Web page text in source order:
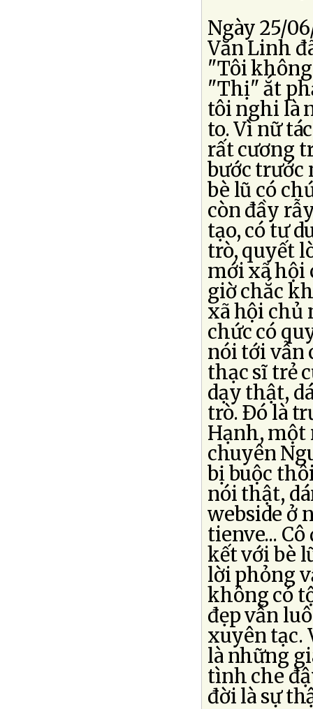
Ngày 25/
Văn Linh
"Tôi
"Thị" ắt
tôi nghi là
to. Vì nữ
rất cương
bước trước
bè lũ có
còn đầy
tạo, có tư
trò, quyết
mới xã hội
giờ chắc
xã hội chủ
chức có
nói tới vẫn
thạc sĩ trẻ
dạy thật,
trò. Ðó là
Hạnh, một
chuyên
bị buộc
nói thật,
webside ở
tienve...
kết với bè
lời phỏng
không có
đẹp vẫn
xuyên tạc.
là những
tình che
đời là sự